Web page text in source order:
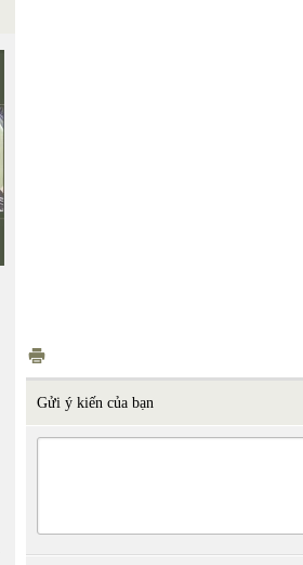
Gửi ý kiến của bạn